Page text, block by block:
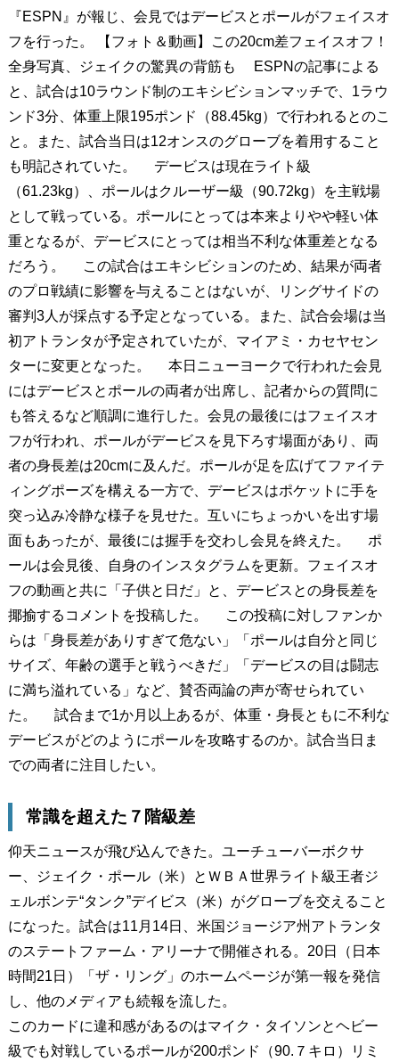
『ESPN』が報じ、会見ではデービスとポールがフェイスオ
フを行った。 【フォト＆動画】この20cm差フェイスオフ！
全身写真、ジェイクの驚異の背筋も ESPNの記事による
と、試合は10ラウンド制のエキシビションマッチで、1ラウ
ンド3分、体重上限195ポンド（88.45kg）で行われるとのこ
と。また、試合当日は12オンスのグローブを着用すること
も明記されていた。 デービスは現在ライト級
（61.23kg）、ポールはクルーザー級（90.72kg）を主戦場
として戦っている。ポールにとっては本来よりやや軽い体
重となるが、デービスにとっては相当不利な体重差となる
だろう。 この試合はエキシビションのため、結果が両者
のプロ戦績に影響を与えることはないが、リングサイドの
審判3人が採点する予定となっている。また、試合会場は当
初アトランタが予定されていたが、マイアミ・カセヤセン
ターに変更となった。 本日ニューヨークで行われた会見
にはデービスとポールの両者が出席し、記者からの質問に
も答えるなど順調に進行した。会見の最後にはフェイスオ
フが行われ、ポールがデービスを見下ろす場面があり、両
者の身長差は20cmに及んだ。ポールが足を広げてファイテ
ィングポーズを構える一方で、デービスはポケットに手を
突っ込み冷静な様子を見せた。互いにちょっかいを出す場
面もあったが、最後には握手を交わし会見を終えた。 ポ
ールは会見後、自身のインスタグラムを更新。フェイスオ
フの動画と共に「子供と日だ」と、デービスとの身長差を
揶揄するコメントを投稿した。 この投稿に対しファンか
らは「身長差がありすぎて危ない」「ポールは自分と同じ
サイズ、年齢の選手と戦うべきだ」「デービスの目は闘志
に満ち溢れている」など、賛否両論の声が寄せられてい
た。 試合まで1か月以上あるが、体重・身長ともに不利な
デービスがどのようにポールを攻略するのか。試合当日ま
での両者に注目したい。
常識を超えた７階級差
仰天ニュースが飛び込んできた。ユーチューバーボクサ
ー、ジェイク・ポール（米）とＷＢＡ世界ライト級王者ジ
ェルボンテ“タンク”デイビス（米）がグローブを交えること
になった。試合は11月14日、米国ジョージア州アトランタ
のステートファーム・アリーナで開催される。20日（日本
時間21日）「ザ・リング」のホームページが第一報を発信
し、他のメディアも続報を流した。
このカードに違和感があるのはマイク・タイソンとヘビー
級でも対戦しているポールが200ポンド（90.７キロ）リミ